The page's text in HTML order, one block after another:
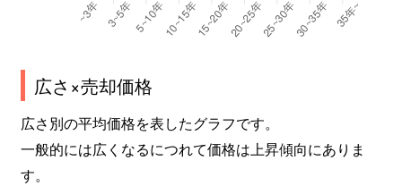
広さ×売却価格
広さ別の平均価格を表したグラフです。
一般的には広くなるにつれて価格は上昇傾向にありま
す。